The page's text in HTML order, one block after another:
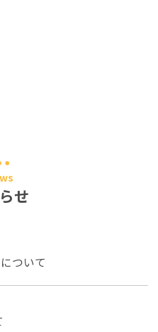
せ
ついて